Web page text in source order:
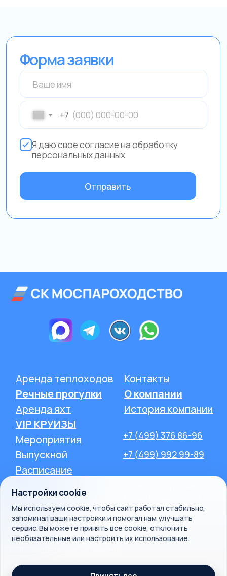
Настройки cookie
Мы используем cookie, чтобы сайт работал стабильно,
запоминал ваши настройки и помогал нам улучшать
сервис. Вы можете принять все cookie, отклонить
необязательные или настроить их использование.